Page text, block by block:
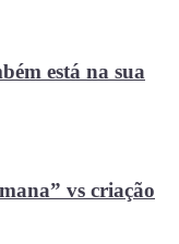
está na sua
vs criação